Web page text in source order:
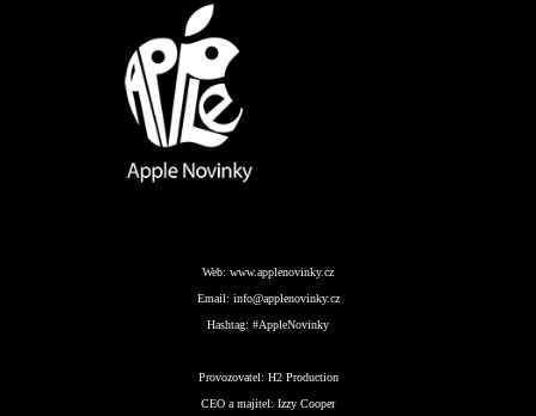
Web: www.applenovinky.cz
Email: info@applenovinky.cz
Hashtag: #AppleNovinky
Provozovatel: H2 Production
CEO a majitel: Izzy Cooper